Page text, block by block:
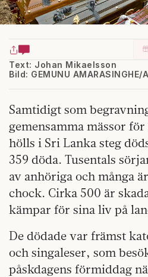
Text: Johan Mikaelsson
Bild: GEMUNU AMARASINGHE/
Samtidigt som
gemensamma mässor
hölls i Sri Lanka steg
359 döda. Tusentals
av anhöriga och många
chock. Cirka 500 är
kämpar för sina liv på
De dödade var främst
och singaleser, som
påskdagens förmiddag